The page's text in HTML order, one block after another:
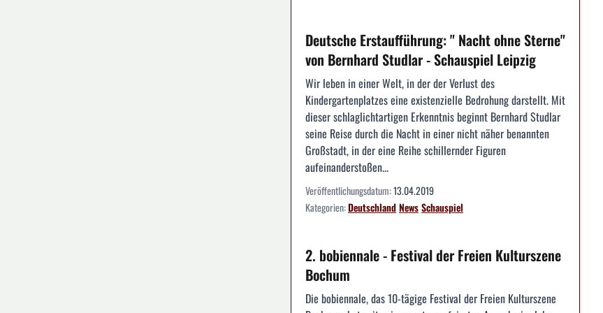
Deutsche Erstaufführung: " Nacht ohne Sterne"
von Bernhard Studlar - Schauspiel Leipzig
Wir leben in einer Welt, in der der Verlust des
Kindergartenplatzes eine existenzielle Bedrohung darstellt. Mit
dieser schlaglichtartigen Erkenntnis beginnt Bernhard Studlar
seine Reise durch die Nacht in einer nicht näher benannten
Großstadt, in der eine Reihe schillernder Figuren
aufeinanderstoßen...
Veröffentlichungsdatum:13.04.2019
Kategorien:DeutschlandNewsSchauspiel
2. bobiennale - Festival der Freien Kulturszene
Bochum
Die bobiennale, das 10-tägige Festival der Freien Kulturszene